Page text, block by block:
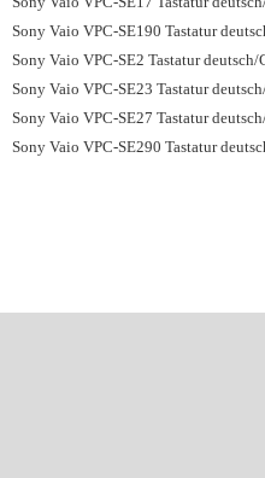
Sony Vaio VPC-SE190 Tastatur
Sony Vaio VPC-SE2 Tastatur deutsch/
Sony Vaio VPC-SE23 Tastatur
Sony Vaio VPC-SE27 Tastatur
Sony Vaio VPC-SE290 Tastatur